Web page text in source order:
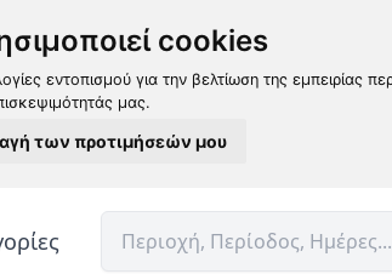
cookies
εντοπισμού για την βελτίωση της εμπειρίας
μας.
των προτιμήσεών μου